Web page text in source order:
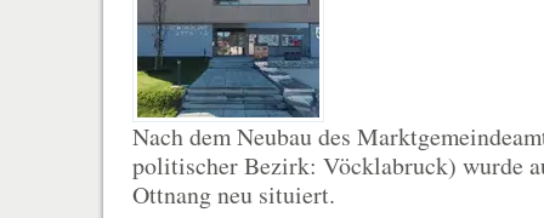
Nach dem Neubau des
politischer Bezirk: Vöcklabruck) wurde
Ottnang neu situiert.